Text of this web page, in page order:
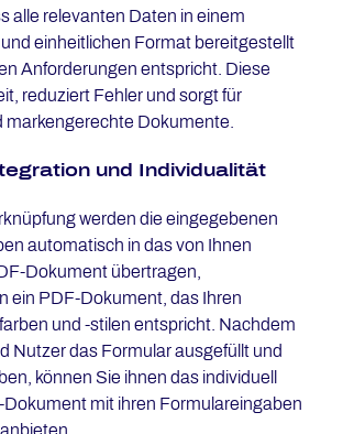
alle relevanten Daten in einem
einheitlichen Format bereitgestellt
Anforderungen entspricht. Diese
reduziert Fehler und sorgt für
markengerechte Dokumente.
und In­di­vi­dua­li­tät
werden die eingegebenen
automatisch in das von Ihnen
Dokument übertragen,
ein PDF-Dokument, das Ihren
und -stilen entspricht. Nachdem
Nutzer das Formular ausgefüllt und
können Sie ihnen das individuell
mit ihren Formulareingaben